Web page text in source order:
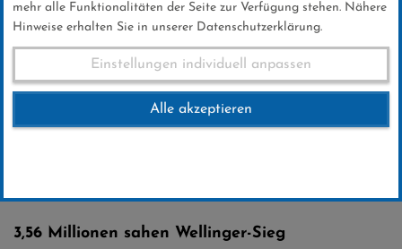
Weltcup-Splitter 31.1.17
31 .Januar 2017
3,56 Millionen sahen Wellinger-Sieg
mehr alle Funktionalitäten der Seite zur Verfügung stehen. Nähere
Hinweise erhalten Sie in unserer Datenschutzerklärung.
Einstellungen individuell anpassen
Alle akzeptieren